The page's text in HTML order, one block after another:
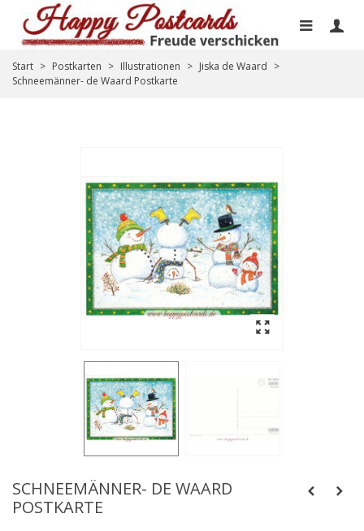
Start > Postkarten > Illustrationen > Jiska de Waard >
Schneemänner- de Waard Postkarte
SCHNEEMÄNNER- DE WAARD
POSTKARTE